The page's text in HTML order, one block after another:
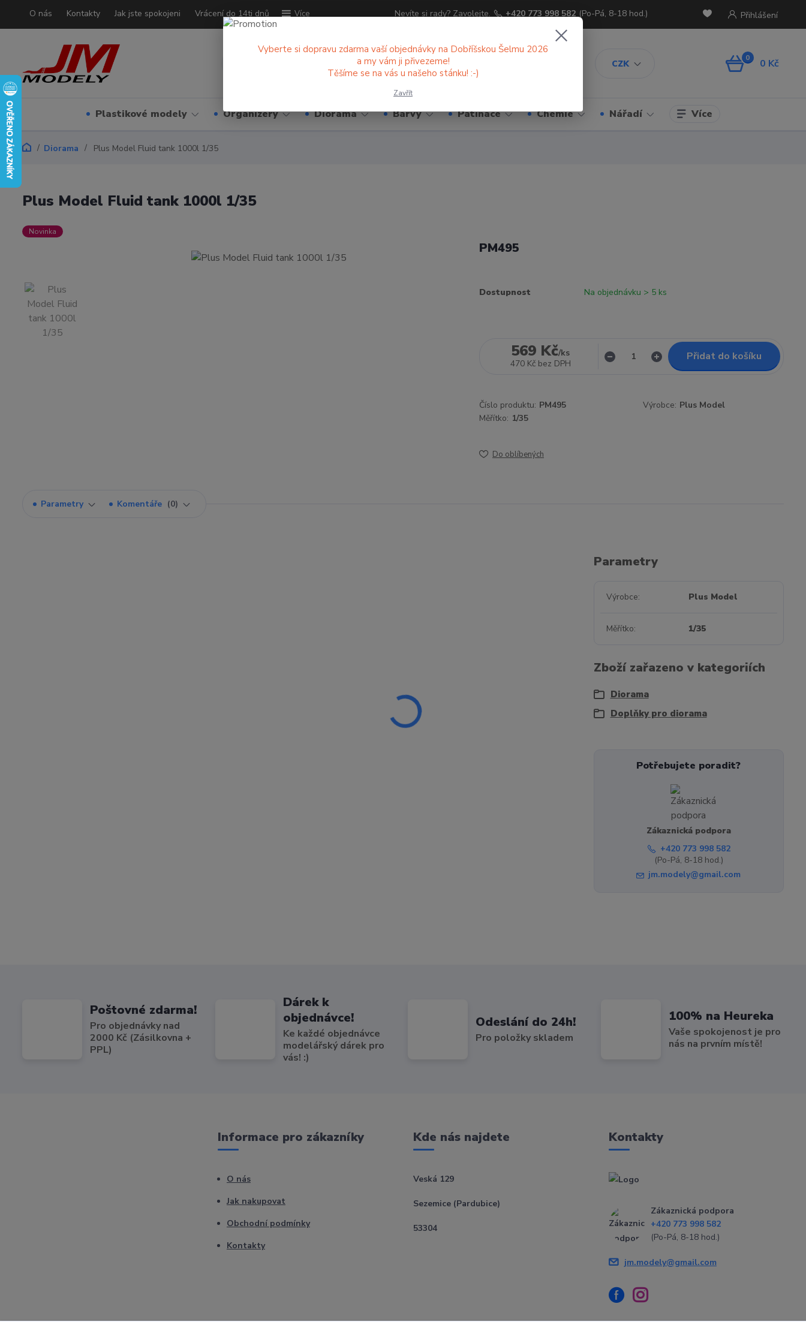
O nás Kontakty Jak jste spokojeni Vrácení do 14ti dnů Více
CZK
Přihlášení
Nevíte si rady? Zavolejte. +420 773 998 582 (Po-Pá, 8-18 hod.)
0 0 Kč
Plastikové modely Organizéry Diorama Barvy Patinace Chemie Nářadí Více
Diorama Plus Model Fluid tank 1000l 1/35
Plus Model Fluid tank 1000l 1/35
Novinka
PM495
Dostupnost Na objednávku > 5 ks
569 Kč/ks
470 Kč bez DPH
Přidat do košíku
Číslo produktu: PM495 Výrobce: Plus Model
Měřítko: 1/35
Do oblíbených
Parametry Komentáře 0
Parametry
Výrobce Plus Model
Měřítko 1/35
Zboží zařazeno v kategoriích
Diorama
Doplňky pro diorama
Potřebujete poradit?
Zákaznická podpora
+420 773 998 582
(Po-Pá, 8-18 hod.)
jm.modely@gmail.com
Poštovné zdarma!
Pro objednávky nad
2000 Kč (Zásilkovna +
PPL)
Dárek k
objednávce!
Ke každé objednávce
modelářský dárek pro
vás! :)
Odeslání do 24h!
Pro položky skladem
100% na Heureka
Vaše spokojenost je pro
nás na prvním místě!
Informace pro zákazníky
O nás
Jak nakupovat
Obchodní podmínky
Kontakty
Kde nás najdete
Veská 129
Sezemice (Pardubice)
53304
Kontakty
Zákaznická podpora
+420 773 998 582
(Po-Pá, 8-18 hod.)
jm.modely@gmail.com
Vyberte si dopravu zdarma vaší objednávky na Dobříšskou Šelmu 2026
a my vám ji přivezeme!
Těšíme se na vás u našeho stánku! :-)
Zavřít